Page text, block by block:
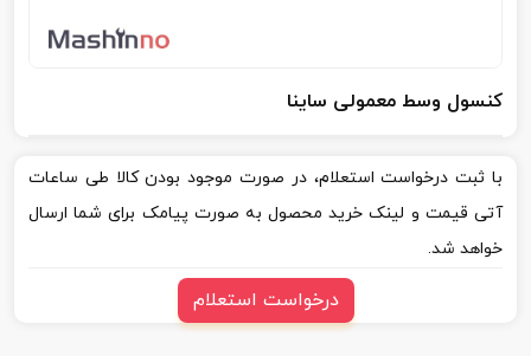
کنسول وسط معمولی ساینا
با ثبت درخواست استعلام، در صورت موجود بودن کالا طی ساعات
آتی قیمت و لینک خرید محصول به صورت پیامک برای شما ارسال
خواهد شد.
درخواست استعلام